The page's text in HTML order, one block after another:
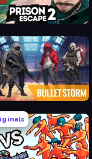
Escape 2